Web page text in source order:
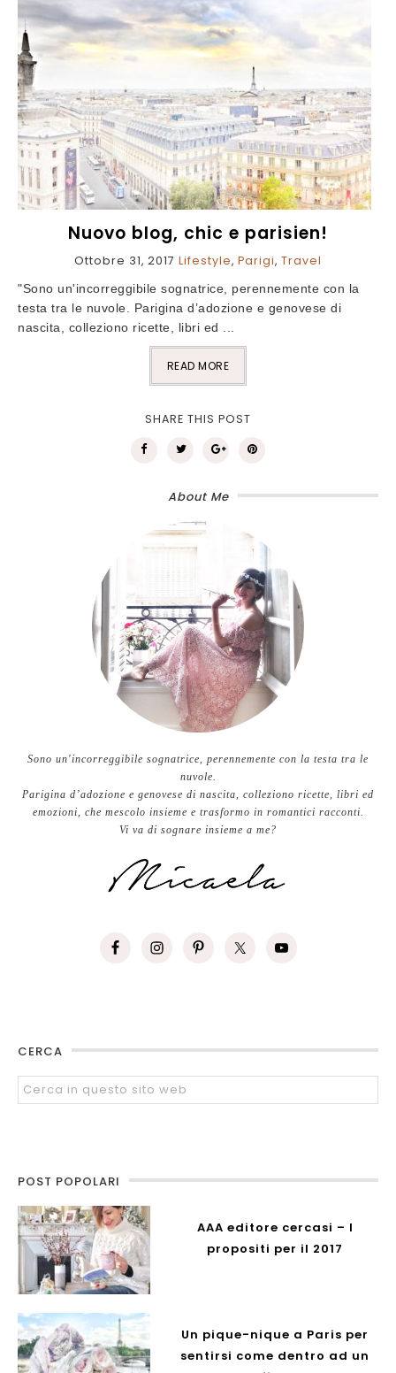
Nuovo blog, chic e parisien!
Ottobre 31, 2017 Lifestyle, Parigi, Travel
"Sono un'incorreggibile sognatrice, perennemente con la
testa tra le nuvole. Parigina d’adozione e genovese di
nascita, colleziono ricette, libri ed ...
READ MORE
SHARE THIS POST
About Me
Sono un'incorreggibile sognatrice, perennemente con la testa tra le
nuvole.
Parigina d’adozione e genovese di nascita, colleziono ricette, libri ed
emozioni, che mescolo insieme e trasformo in romantici racconti.
Vi va di sognare insieme a me?
CERCA
POST POPOLARI
AAA editore cercasi – I
propositi per il 2017
Un pique-nique a Paris per
sentirsi come dentro ad un